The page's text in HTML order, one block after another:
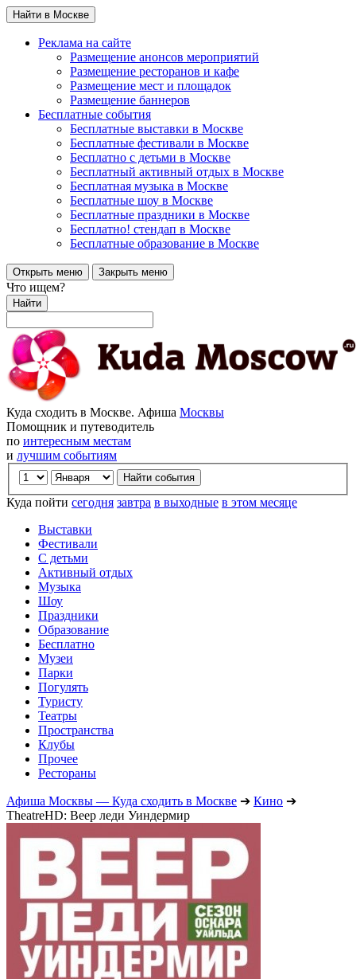
Найти в Москве
Реклама на сайте
Размещение анонсов мероприятий
Размещение ресторанов и кафе
Размещение мест и площадок
Размещение баннеров
Бесплатные события
Бесплатные выставки в Москве
Бесплатные фестивали в Москве
Бесплатно с детьми в Москве
Бесплатный активный отдых в Москве
Бесплатная музыка в Москве
Бесплатные шоу в Москве
Бесплатные праздники в Москве
Бесплатно! стендап в Москве
Бесплатные образование в Москве
Открыть меню Закрыть меню
Что ищем?
Найти
Куда сходить в Москве. Афиша Москвы
Помощник и путеводитель
по интересным местам
и лучшим событиям
Куда пойти сегодня завтра в выходные в этом месяце
Выставки
Фестивали
С детьми
Активный отдых
Музыка
Шоу
Праздники
Образование
Бесплатно
Музеи
Парки
Погулять
Туристу
Театры
Пространства
Клубы
Прочее
Рестораны
Афиша Москвы — Куда сходить в Москве ➔ Кино ➔
TheatreHD: Веер леди Уиндермир